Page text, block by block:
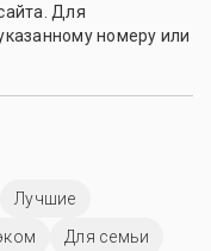
Для
номеру или
Лучшие
Для семьи